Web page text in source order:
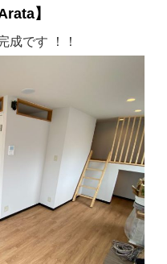
】
成です ！！